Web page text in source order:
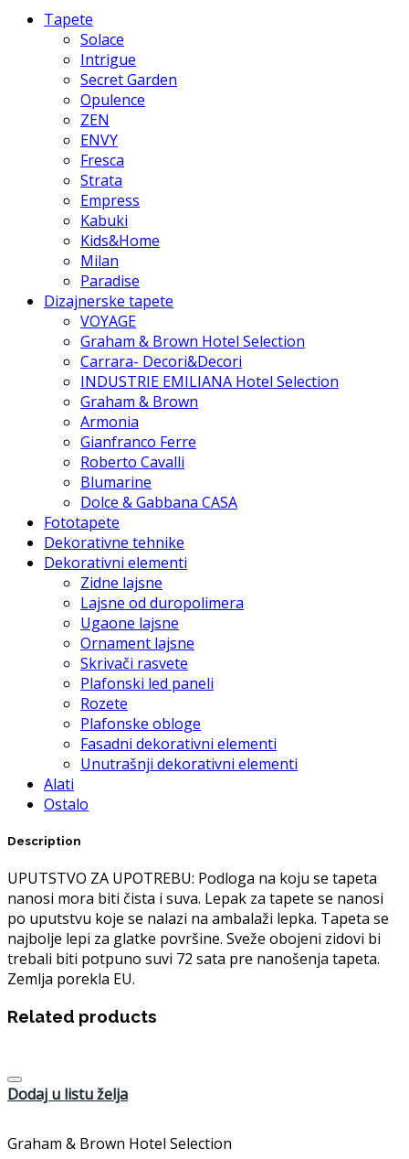
Tapete
Solace
Intrigue
Secret Garden
Opulence
ZEN
ENVY
Fresca
Strata
Empress
Kabuki
Kids&Home
Milan
Paradise
Dizajnerske tapete
VOYAGE
Graham & Brown Hotel Selection
Carrara- Decori&Decori
INDUSTRIE EMILIANA Hotel Selection
Graham & Brown
Armonia
Gianfranco Ferre
Roberto Cavalli
Blumarine
Dolce & Gabbana CASA
Fototapete
Dekorativne tehnike
Dekorativni elementi
Zidne lajsne
Lajsne od duropolimera
Ugaone lajsne
Ornament lajsne
Skrivači rasvete
Plafonski led paneli
Rozete
Plafonske obloge
Fasadni dekorativni elementi
Unutrašnji dekorativni elementi
Alati
Ostalo
Description
UPUTSTVO ZA UPOTREBU: Podloga na koju se tapeta
nanosi mora biti čista i suva. Lepak za tapete se nanosi
po uputstvu koje se nalazi na ambalaži lepka. Tapeta se
najbolje lepi za glatke površine. Sveže obojeni zidovi bi
trebali biti potpuno suvi 72 sata pre nanošenja tapeta.
Zemlja porekla EU.
Related products
Dodaj u listu želja
Graham & Brown Hotel Selection